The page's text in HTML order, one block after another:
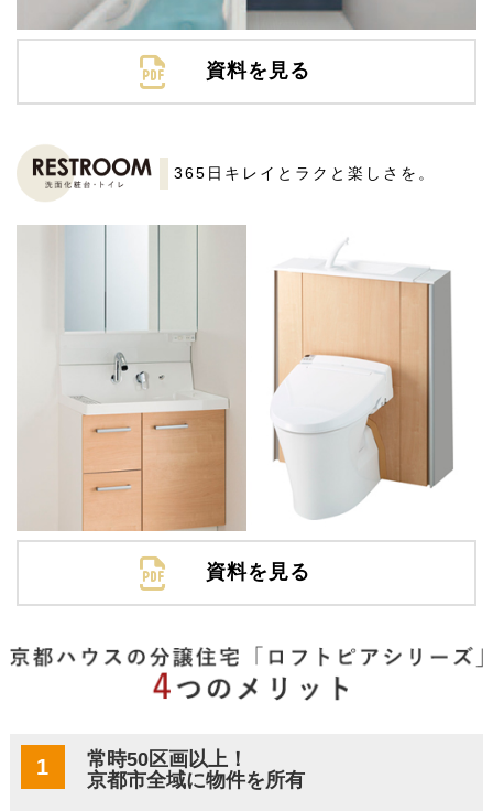
資料を見る
365日キレイとラクと楽しさを。
資料を見る
1
常時50区画以上！
京都市全域に物件を所有